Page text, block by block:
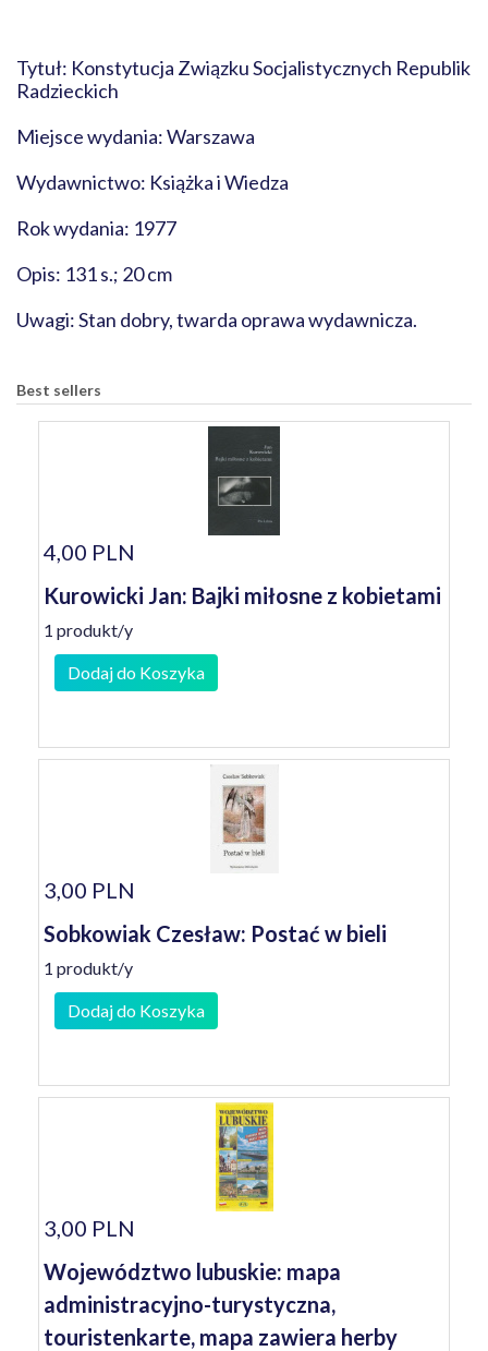
Tytuł: Konstytucja Związku Socjalistycznych Republik
Radzieckich
Miejsce wydania: Warszawa
Wydawnictwo: Książka i Wiedza
Rok wydania: 1977
Opis: 131 s.; 20 cm
Uwagi: Stan dobry, twarda oprawa wydawnicza.
Best sellers
4,00 PLN
Kurowicki Jan: Bajki miłosne z kobietami
1 produkt/y
Dodaj do Koszyka
3,00 PLN
Sobkowiak Czesław: Postać w bieli
1 produkt/y
Dodaj do Koszyka
3,00 PLN
Województwo lubuskie: mapa
administracyjno-turystyczna,
touristenkarte, mapa zawiera herby